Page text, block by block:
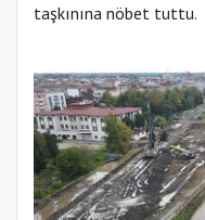
taşkınına nöbet tuttu.